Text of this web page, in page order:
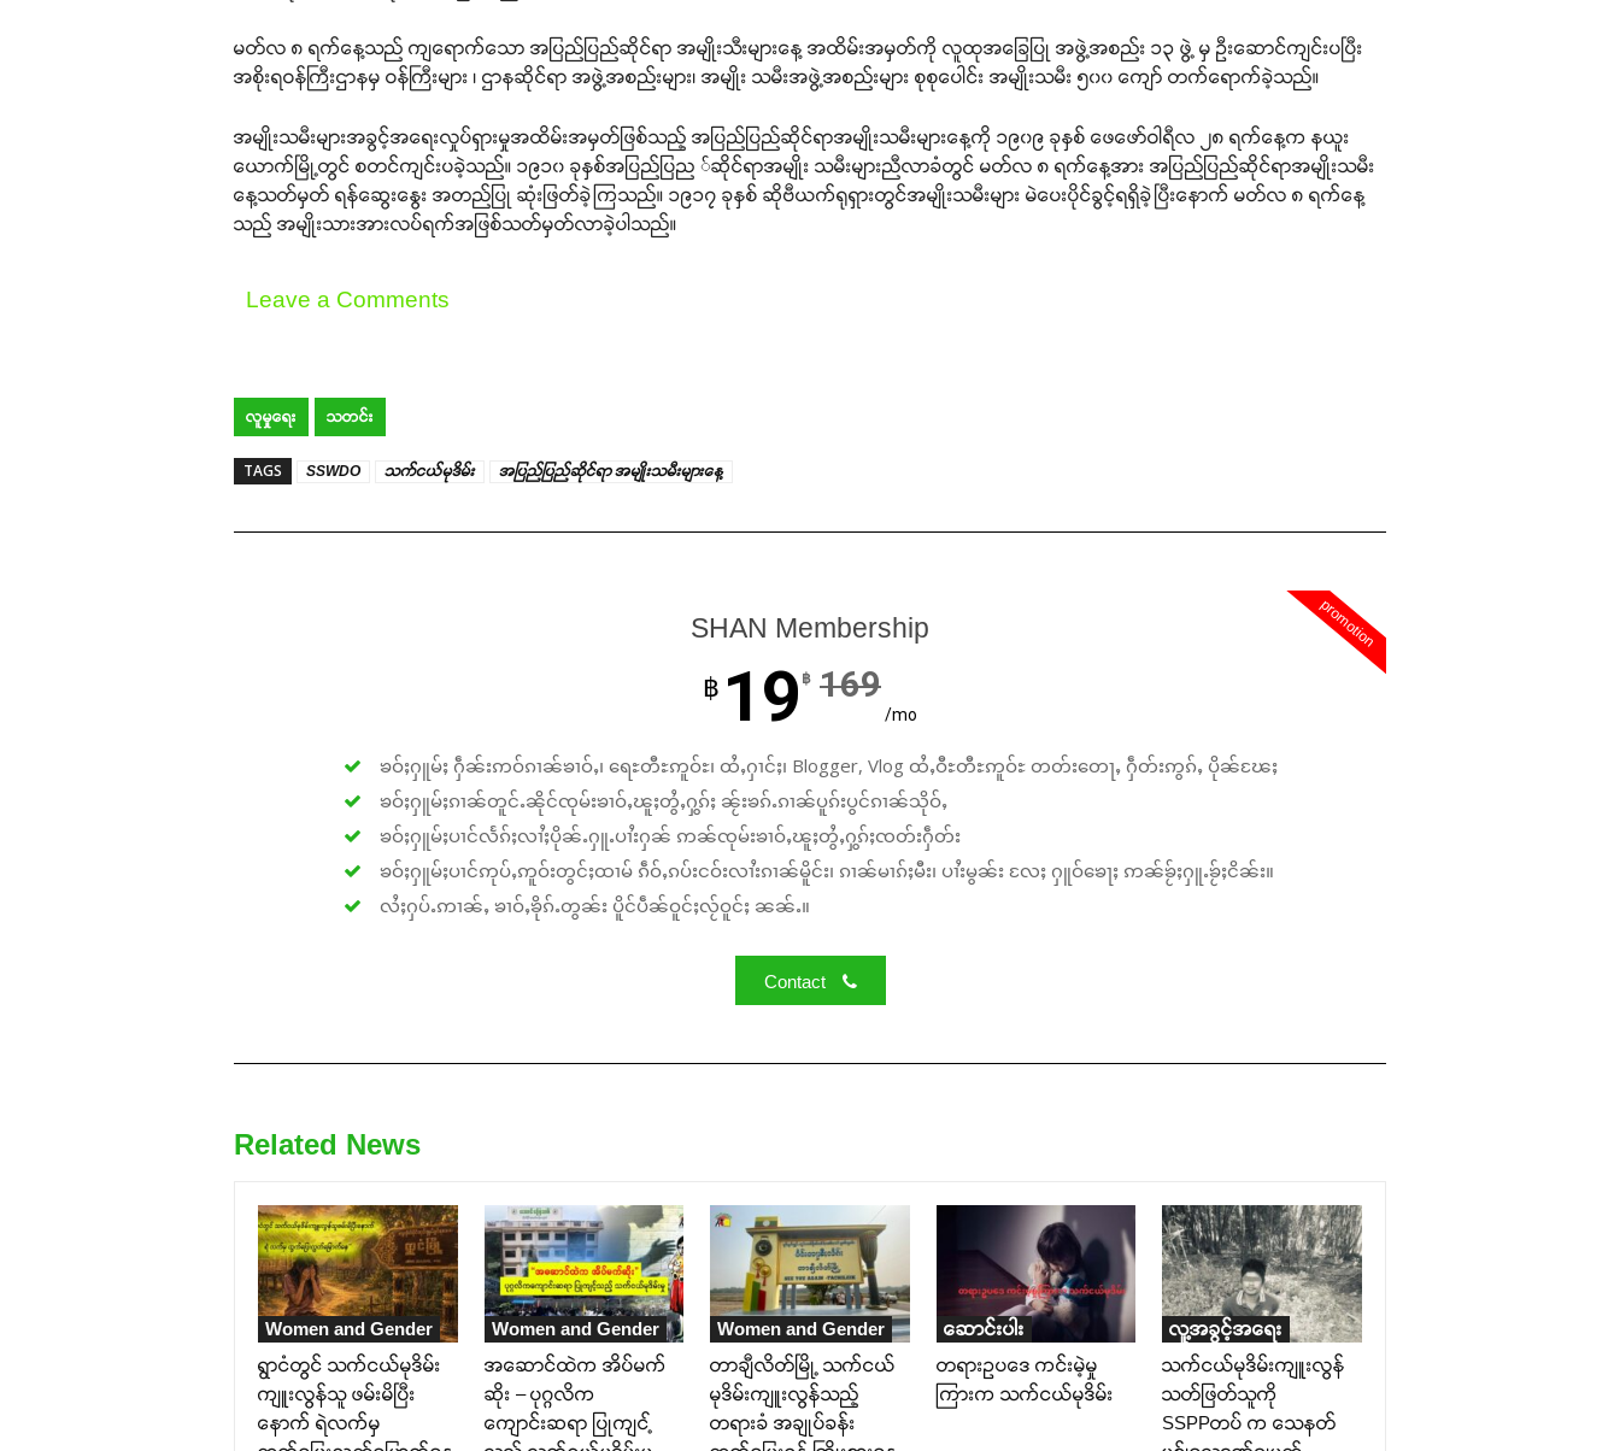
မတ်လ ၈ ရက်နေ့သည် ကျရောက်သော အပြည်ပြည်ဆိုင်ရာ အမျိုးသီးများနေ့ အထိမ်းအမှတ်ကို လူထုအခြေပြု အဖွဲ့အစည်း ၁၃ ဖွဲ့ မှ ဦးဆောင်ကျင်းပပြီး
အစိုးရဝန်ကြီးဌာနမှ ဝန်ကြီးများ ၊ ဌာနဆိုင်ရာ အဖွဲ့အစည်းများ၊ အမျိုး သမီးအဖွဲ့အစည်းများ စုစုပေါင်း အမျိုးသမီး ၅၀၀ ကျော် တက်ရောက်ခဲ့သည်။
အမျိုးသမီးများအခွင့်အရေးလှုပ်ရှားမှုအထိမ်းအမှတ်ဖြစ်သည့် အပြည်ပြည်ဆိုင်ရာအမျိုးသမီးများနေ့ကို ၁၉၀၉ ခုနှစ် ဖေဖော်ဝါရီလ ၂၈ ရက်နေ့က နယူး
ယောက်မြို့တွင် စတင်ကျင်းပခဲ့သည်။ ၁၉၁၀ ခုနှစ်အပြည်ပြည ်ဆိုင်ရာအမျိုး သမီးများညီလာခံတွင် မတ်လ ၈ ရက်နေ့အား အပြည်ပြည်ဆိုင်ရာအမျိုးသမီး
နေ့သတ်မှတ် ရန်ဆွေးနွေး အတည်ပြု ဆုံးဖြတ်ခဲ့ကြသည်။ ၁၉၁၇ ခုနှစ် ဆိုဗီယက်ရုရှားတွင်အမျိုးသမီးများ မဲပေးပိုင်ခွင့်ရရှိခဲ့ပြီးနောက် မတ်လ ၈ ရက်နေ့
သည် အမျိုးသားအားလပ်ရက်အဖြစ်သတ်မှတ်လာခဲ့ပါသည်။
Leave a Comments
လူမှုရေး သတင်း
TAGS SSWDO သက်ငယ်မုဒိမ်း အပြည်ပြည်ဆိုင်ရာ အမျိုးသမီးများနေ့
promotion
SHAN Membership
฿ 19 ฿ 169
/mo
ၶဝ်ႈႁူမ်ႈ ႁဵၼ်းဢဝ်ၵၢၼ်ၶၢဝ်ႇ၊ ရေႊတီႊဢူဝ်ႊ၊ ထႆႇႁၢင်ႈ၊ Blogger, Vlog ထႆႇဝီႊတီႊဢူဝ်ႊ တတ်းတေႃႇ ႁဵတ်းဢွၵ်ႇ ပိုၼ်ၽႄႈ
ၶဝ်ႈႁူမ်ႈၵၢၼ်တူင်ႉၼိုင်ၸုမ်းၶၢဝ်ႇၽူႈတွႆႇႁွၵ်ႈ ၼႂ်းၶၵ်ႉၵၢၼ်ပူၵ်းပွင်ၵၢၼ်သိုဝ်ႇ
ၶဝ်ႈႁူမ်ႈပၢင်လႅၵ်ႈလၢႆႈပိုၼ်ႉႁူႉပၢႆးႁၼ် ဢၼ်ၸုမ်းၶၢဝ်ႇၽူႈတွႆႇႁွၵ်ႈၸတ်းႁဵတ်း
ၶဝ်ႈႁူမ်ႈပၢင်ဢုပ်ႇဢူဝ်းတွင်ႈထၢမ် ၵဵဝ်ႇၵပ်းငဝ်းလၢႆးၵၢၼ်မိူင်း၊ ၵၢၼ်မၢၵ်ႈမီး၊ ပၢႆးမွၼ်း လႄႈ ႁူဝ်ၶေႃႈ ဢၼ်ၶႂ်ႈႁူႉၶႂ်ႈငိၼ်း။
လႆႈႁပ်ႉဢၢၼ်ႇ ၶၢဝ်ႇၶိုၵ်ႉတွၼ်း ပိူင်ပဵၼ်ဝူင်ႈလႂ်ဝူင်ႈ ၼၼ်ႉ။
Contact
Related News
Women and Gender
ရွာငံတွင် သက်ငယ်မုဒိမ်း
ကျူးလွန်သူ ဖမ်းမိပြီး
နောက် ရဲလက်မှ
Women and Gender
အဆောင်ထဲက အိပ်မက်
ဆိုး – ပုဂ္ဂလိက
ကျောင်းဆရာ ပြုကျင့်
Women and Gender
တာချီလိတ်မြို့ သက်ငယ်
မုဒိမ်းကျူးလွန်သည့်
တရားခံ အချုပ်ခန်း
ဆောင်းပါး
တရားဥပဒေ ကင်းမဲ့မှု
ကြားက သက်ငယ်မုဒိမ်း
လူ့အခွင့်အရေး
သက်ငယ်မုဒိမ်းကျူးလွန်
သတ်ဖြတ်သူကို
SSPPတပ် က သေနတ်